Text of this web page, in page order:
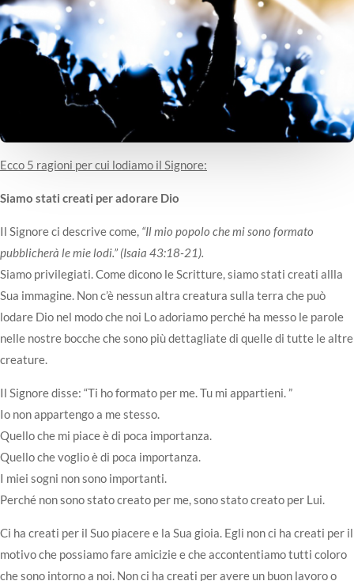
Ecco 5 ragioni per cui lodiamo il Signore:
Siamo stati creati per adorare Dio
Il Signore ci descrive come, “Il mio popolo che mi sono formato
pubblicherà le mie lodi.” (Isaia 43:18-21).
Siamo privilegiati. Come dicono le Scritture, siamo stati creati allla
Sua immagine. Non c’è nessun altra creatura sulla terra che può
lodare Dio nel modo che noi Lo adoriamo perché ha messo le parole
nelle nostre bocche che sono più dettagliate di quelle di tutte le altre
creature.
Il Signore disse: “Ti ho formato per me. Tu mi appartieni. ”
Io non appartengo a me stesso.
Quello che mi piace è di poca importanza.
Quello che voglio è di poca importanza.
I miei sogni non sono importanti.
Perché non sono stato creato per me, sono stato creato per Lui.
Ci ha creati per il Suo piacere e la Sua gioia. Egli non ci ha creati per il
motivo che possiamo fare amicizie e che accontentiamo tutti coloro
che sono intorno a noi. Non ci ha creati per avere un buon lavoro o